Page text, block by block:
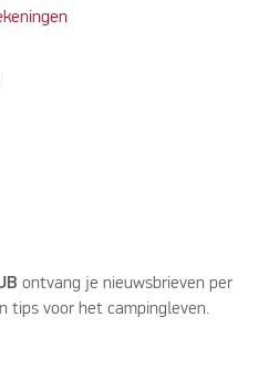
ontvang je nieuwsbrieven per
tips voor het campingleven.